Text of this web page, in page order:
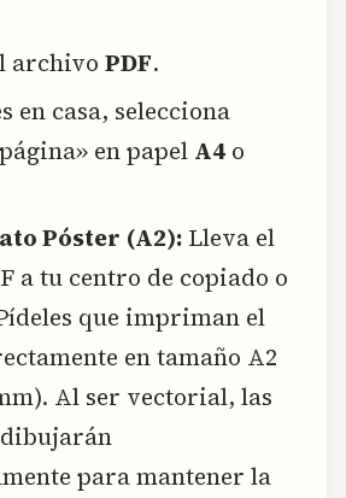
archivoPDF.
en casa, selecciona
en papel A4 o
Póster (A2): Lleva el
a tu centro de copiado o
que impriman el
en tamaño A2
Al ser vectorial, las
para mantener la